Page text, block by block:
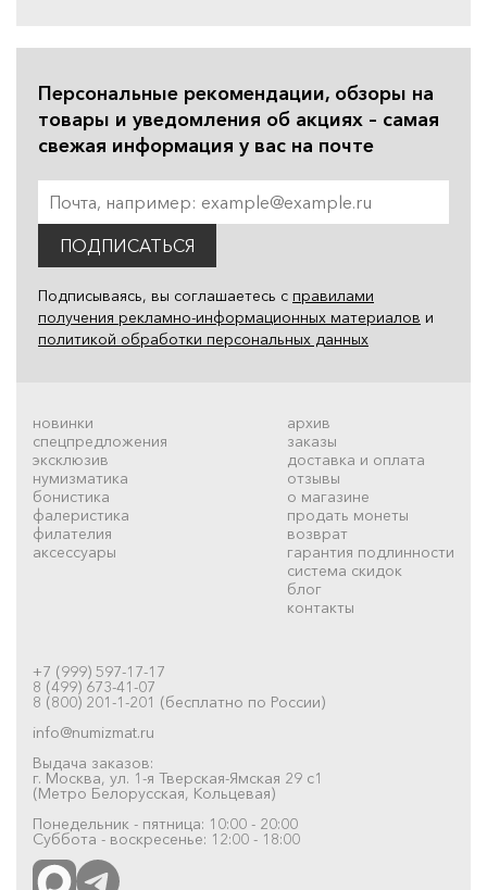
Персональные рекомендации, обзоры на
товары и уведомления об акциях – самая
свежая информация у вас на почте
ПОДПИСАТЬСЯ
Подписываясь, вы соглашаетесь с правилами
получения рекламно-информационных материалов и
политикой обработки персональных данных
новинки
спецпредложения
эксклюзив
нумизматика
бонистика
фалеристика
филателия
аксессуары
архив
заказы
доставка и оплата
отзывы
о магазине
продать монеты
возврат
гарантия подлинности
система скидок
блог
контакты
+7 (999) 597-17-17
8 (499) 673-41-07
8 (800) 201-1-201 (бесплатно по России)
info@numizmat.ru
Выдача заказов:
г. Москва, ул. 1-я Тверская-Ямская 29 с1
(Метро Белорусская, Кольцевая)
Понедельник - пятница: 10:00 - 20:00
Суббота - воскресенье: 12:00 - 18:00